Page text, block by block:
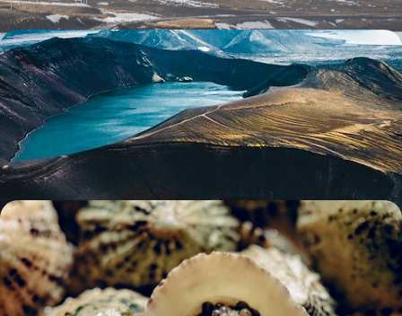
Hautes-Terres, fjords et glaciers - Second voyage en
Islande
S'enfoncer dans une Islande méconnue à la nature indomptée, entre
fjords, déserts de lave et villages reculés
15 jours, de CHF 4100 à CHF 5900
De Reykjavik à New York - Tandem culinaire en
Atlantique nord
Des volcans aux gratte-ciel, d'un village-capitale à une ville-monde,
goûter à la gastronomie islandaise avant de croquer la Big Apple à
pleines dents